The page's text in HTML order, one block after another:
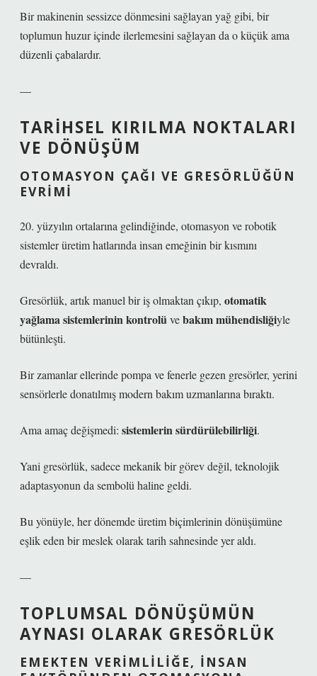
Bir makinenin sessizce dönmesini sağlayan yağ gibi, bir
toplumun huzur içinde ilerlemesini sağlayan da o küçük ama
düzenli çabalardır.
—
TARIHSEL KIRILMA NOKTALARI
VE DÖNÜŞÜM
OTOMASYON ÇAĞI VE GRESÖRLÜĞÜN
EVRIMI
20. yüzyılın ortalarına gelindiğinde, otomasyon ve robotik
sistemler üretim hatlarında insan emeğinin bir kısmını
devraldı.
Gresörlük, artık manuel bir iş olmaktan çıkıp, otomatik
yağlama sistemlerinin kontrolüvebakım mühendisliğiyle
bütünleşti.
Bir zamanlar ellerinde pompa ve fenerle gezen gresörler, yerini
sensörlerle donatılmış modern bakım uzmanlarına bıraktı.
Ama amaç değişmedi: sistemlerin sürdürülebilirliği.
Yani gresörlük, sadece mekanik bir görev değil, teknolojik
adaptasyonun da sembolü haline geldi.
Bu yönüyle, her dönemde üretim biçimlerinin dönüşümüne
eşlik eden bir meslek olarak tarih sahnesinde yer aldı.
—
TOPLUMSAL DÖNÜŞÜMÜN
AYNASI OLARAK GRESÖRLÜK
EMEKTEN VERIMLILIĞE, İNSAN